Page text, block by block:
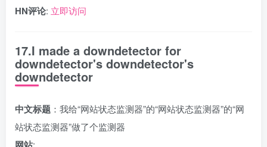
HN评论: 立即访问
17.I made a downdetector for
downdetector's downdetector's
downdetector
中文标题 ：我给“网站状态监测器”的“网站状态监测器”的“网
站状态监测器”做了个监测器
: